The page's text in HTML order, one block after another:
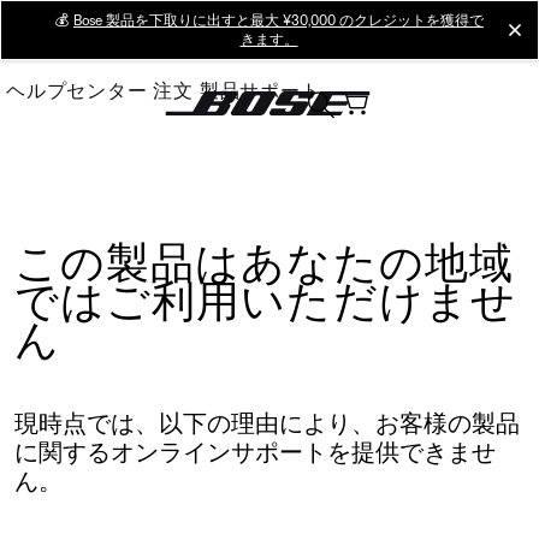
Main
💰 Bose 製品を下取りに出すと最大 ¥30,000 のクレジットを獲得で
きます。
ヘルプセンター 注文 製品サポート
この製品はあなたの地域
ではご利用いただけませ
ん
現時点では、以下の理由により、お客様の製品
に関するオンラインサポートを提供できませ
ん。